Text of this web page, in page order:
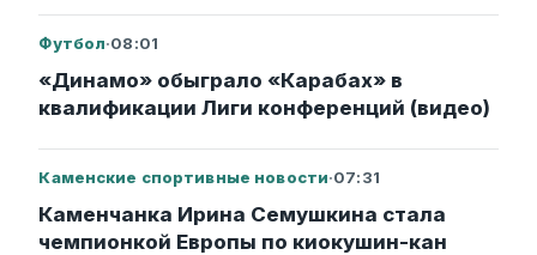
Футбол·08:01
«Динамо» обыграло «Карабах» в
квалификации Лиги конференций (видео)
Каменские спортивные новости·07:31
Каменчанка Ирина Семушкина стала
чемпионкой Европы по киокушин-кан